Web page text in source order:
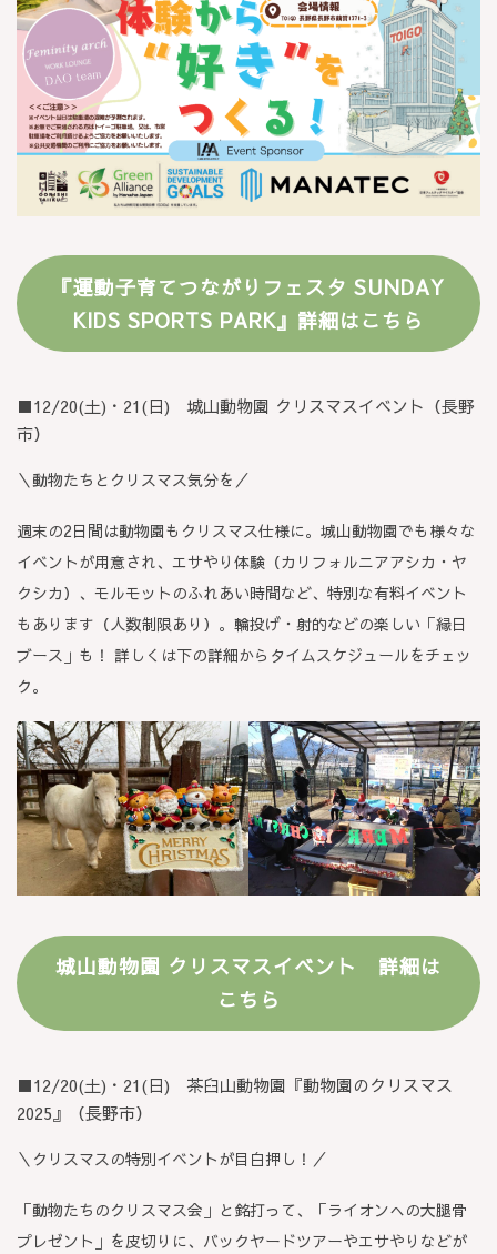
『運動子育てつながりフェスタ SUNDAY
KIDS SPORTS PARK』詳細はこちら
■12/20(土)・21(日) 城山動物園 クリスマスイベント（長野
市）
＼動物たちとクリスマス気分を／
週末の2日間は動物園もクリスマス仕様に。城山動物園でも様々な
イベントが用意され、エサやり体験（カリフォルニアアシカ・ヤ
クシカ）、モルモットのふれあい時間など、特別な有料イベント
もあります（人数制限あり）。輪投げ・射的などの楽しい「縁日
ブース」も！ 詳しくは下の詳細からタイムスケジュールをチェッ
ク。
城山動物園 クリスマスイベント 詳細は
こちら
■12/20(土)・21(日) 茶臼山動物園『動物園のクリスマス
2025』（長野市）
＼クリスマスの特別イベントが目白押し！／
「動物たちのクリスマス会」と銘打って、「ライオンへの大腿骨
プレゼント」を皮切りに、バックヤードツアーやエサやりなどが